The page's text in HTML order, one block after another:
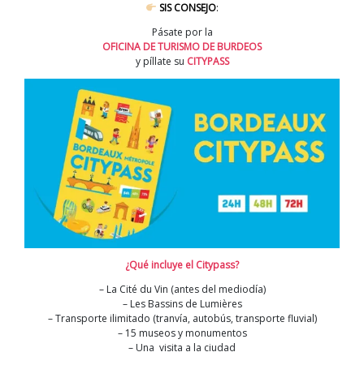
SIS CONSEJO:
Pásate por la
OFICINA DE TURISMO DE BURDEOS
y píllate su CITYPASS
¿Qué incluye el Citypass?
– La Cité du Vin (antes del mediodía)
– Les Bassins de Lumières
– Transporte ilimitado (tranvía, autobús, transporte fluvial)
– 15 museos y monumentos
– Una visita a la ciudad